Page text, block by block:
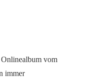
Onlinealbum vom
immer